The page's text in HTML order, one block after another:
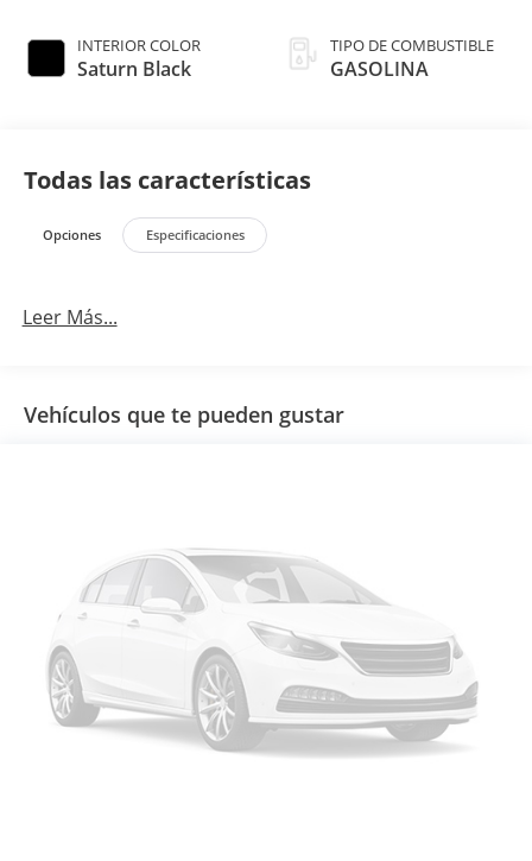
INTERIOR COLOR
Saturn Black
TIPO DE COMBUSTIBLE
GASOLINA
Todas las características
Opciones Especificaciones
Leer Más...
Vehículos que te pueden gustar